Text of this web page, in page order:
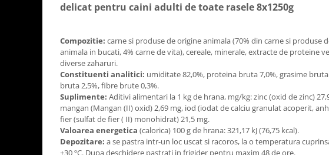
delicat pentru caini adulti de toate rasele 8x1250g
Compozitie: carne si produse de origine animala (70% din carne si produse
animala in bucati, 4% carne de vita), cereale, minerale, extracte de proteine
diverse zaharuri.
Constituenti analitici: umiditate 82,0%, proteina bruta 7,0%, grasime bruta
bruta 2,5%, fibre brute 0,3%.
Suplimente: Aditivi alimentari la 1 kg de hrana, mg/kg: zinc (oxid de zinc)
mangan (Mangan (II) oxid) 2,69 mg, iod (iodat de calciu granulat acoperit,
fier (sulfat de fier ( II) monohidrat) 21,5 mg.
Valoarea energetica (calorica) 100 g de hrana: 321,17 kJ (76,75 kcal).
Depozitare: a se pastra intr-un loc uscat si racoros, la o temperatura
+30 ºС. Dupa deschidere pastrati in frigider pentru maxim 48 de ore.